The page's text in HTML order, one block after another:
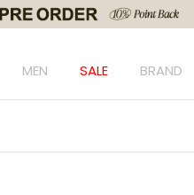
MEN SALE BRAND